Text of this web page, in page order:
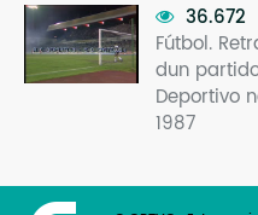
36.672
Fútbol.
dun
Deportivo
1987